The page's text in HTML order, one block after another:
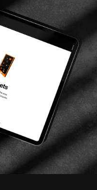
Production